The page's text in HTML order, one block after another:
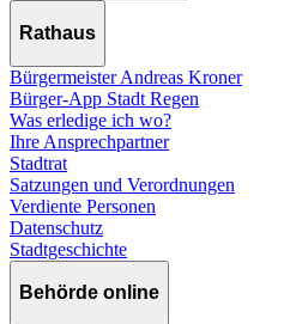
Rathaus
Bürgermeister Andreas Kroner
Bürger-App Stadt Regen
Was erledige ich wo?
Ihre Ansprechpartner
Stadtrat
Satzungen und Verordnungen
Verdiente Personen
Datenschutz
Stadtgeschichte
Behörde online